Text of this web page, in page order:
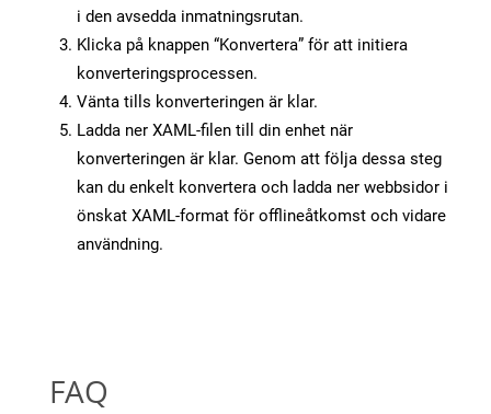
i den avsedda inmatningsrutan.
Klicka på knappen “Konvertera” för att initiera
konverteringsprocessen.
Vänta tills konverteringen är klar.
Ladda ner XAML-filen till din enhet när
konverteringen är klar. Genom att följa dessa steg
kan du enkelt konvertera och ladda ner webbsidor i
önskat XAML-format för offlineåtkomst och vidare
användning.
FAQ